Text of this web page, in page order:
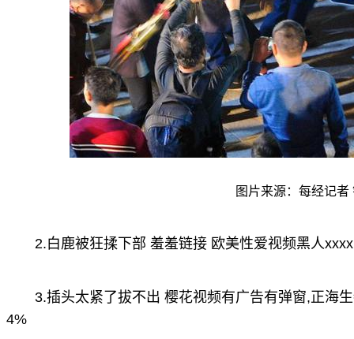
图片来源：每经记者
2.白鹿被狂揉下部 羞羞链接 欧美性爱视频黑人
3.插头太紧了拔不出 樱花视频有广告有弹窗,正海
4%